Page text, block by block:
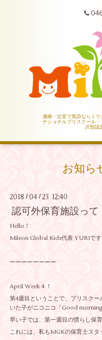
湘南・辻堂で英語ならミ
ナショナルプリスクール
沢型認
お知ら
2018 /04 /23 12:40
認可外保育施設って
Hello！
Mileon Global Kids代表 YURIです
ーーーーーーーー
April Week４！
第4週目ということで、プリスク
いた子がニコニコ「Good
早い子では、第一週目の慣らし保
これには、私もMGKの保育士スタ